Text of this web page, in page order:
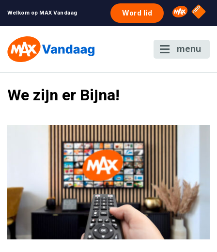
Welkom op MAX Vandaag Word lid Omroep
NPO
menu
We zijn er Bijna!